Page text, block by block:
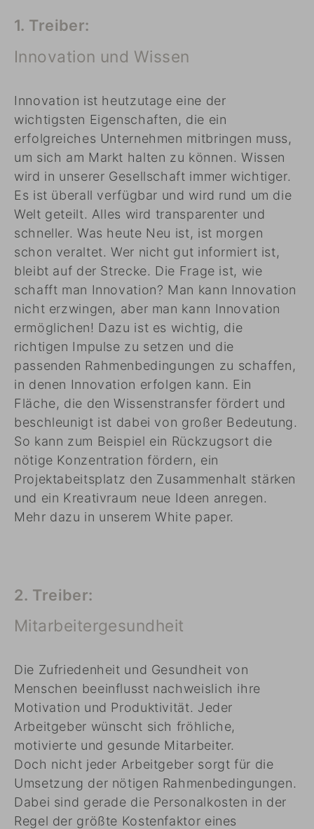
1. Treiber:
Innovation und Wissen
Innovation ist heutzutage eine der
wichtigsten Eigenschaften, die ein
erfolgreiches Unternehmen mitbringen muss,
um sich am Markt halten zu können. Wissen
wird in unserer Gesellschaft immer wichtiger.
Es ist überall verfügbar und wird rund um die
Welt geteilt. Alles wird transparenter und
schneller. Was heute Neu ist, ist morgen
schon veraltet. Wer nicht gut informiert ist,
bleibt auf der Strecke. Die Frage ist, wie
schafft man Innovation? Man kann Innovation
nicht erzwingen, aber man kann Innovation
ermöglichen! Dazu ist es wichtig, die
richtigen Impulse zu setzen und die
passenden Rahmenbedingungen zu schaffen,
in denen Innovation erfolgen kann. Ein
Fläche, die den Wissenstransfer fördert und
beschleunigt ist dabei von großer Bedeutung.
So kann zum Beispiel ein Rückzugsort die
nötige Konzentration fördern, ein
Projektabeitsplatz den Zusammenhalt stärken
und ein Kreativraum neue Ideen anregen.
Mehr dazu in unserem White paper.
2. Treiber:
Mitarbeitergesundheit
Die Zufriedenheit und Gesundheit von
Menschen beeinflusst nachweislich ihre
Motivation und Produktivität. Jeder
Arbeitgeber wünscht sich fröhliche,
motivierte und gesunde Mitarbeiter.
Doch nicht jeder Arbeitgeber sorgt für die
Umsetzung der nötigen Rahmenbedingungen.
Dabei sind gerade die Personalkosten in der
Regel der größte Kostenfaktor eines